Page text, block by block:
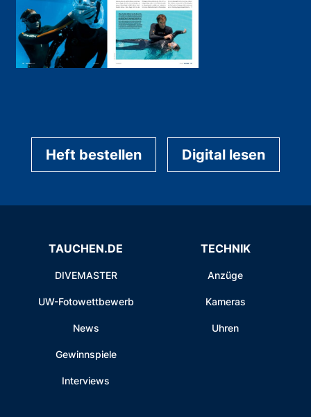
Heft bestellen Digital lesen
TAUCHEN.DE
DIVEMASTER
UW-Fotowettbewerb
News
Gewinnspiele
Interviews
TECHNIK
Anzüge
Kameras
Uhren